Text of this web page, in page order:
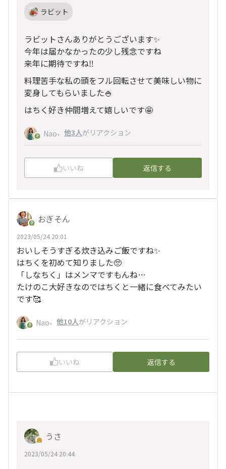
ラビット
ラビットさんありがとうございます✨
今年は届かなかったの少し残念ですね
来年に期待ですね‼️
料理苦手な私の頭をフル回転させて美味しい物に
変身してもらいました🍚
はちく好き仲間増えて嬉しいです🤩
Nao、 他3人がリアクション
いいね 返信する
おぎそん
2023/05/24 20:01
おいしそうすぎる炊き込みご飯ですね✨
はちくを初めて知りました🥺
「しなちく」はメンマですもんね…
たけのこ大好きなのではちくと一緒に食べてみたい
です🥰
Nao、 他10人がリアクション
いいね 返信する
うさ
2023/05/24 20:44